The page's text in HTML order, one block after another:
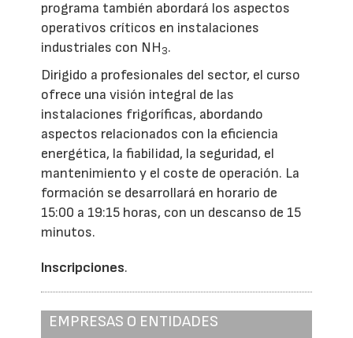
programa también abordará los aspectos
operativos críticos en instalaciones
industriales con NH3.
Dirigido a profesionales del sector, el curso
ofrece una visión integral de las
instalaciones frigoríficas, abordando
aspectos relacionados con la eficiencia
energética, la fiabilidad, la seguridad, el
mantenimiento y el coste de operación. La
formación se desarrollará en horario de
15:00 a 19:15 horas, con un descanso de 15
minutos.
Inscripciones.
EMPRESAS O ENTIDADES